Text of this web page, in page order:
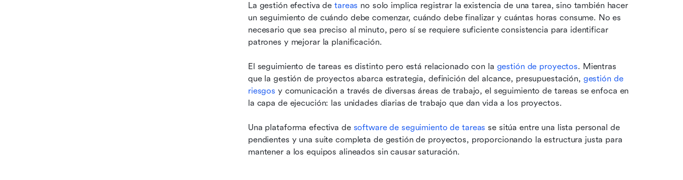
La gestión efectiva de tareas no solo implica registrar la existencia de una tarea, sino también hacer
un seguimiento de cuándo debe comenzar, cuándo debe finalizar y cuántas horas consume. No es
necesario que sea preciso al minuto, pero sí se requiere suficiente consistencia para identificar
patrones y mejorar la planificación.
El seguimiento de tareas es distinto pero está relacionado con la gestión de proyectos. Mientras
que la gestión de proyectos abarca estrategia, definición del alcance, presupuestación, gestión de
riesgos y comunicación a través de diversas áreas de trabajo, el seguimiento de tareas se enfoca en
la capa de ejecución: las unidades diarias de trabajo que dan vida a los proyectos.
Una plataforma efectiva de software de seguimiento de tareas se sitúa entre una lista personal de
pendientes y una suite completa de gestión de proyectos, proporcionando la estructura justa para
mantener a los equipos alineados sin causar saturación.